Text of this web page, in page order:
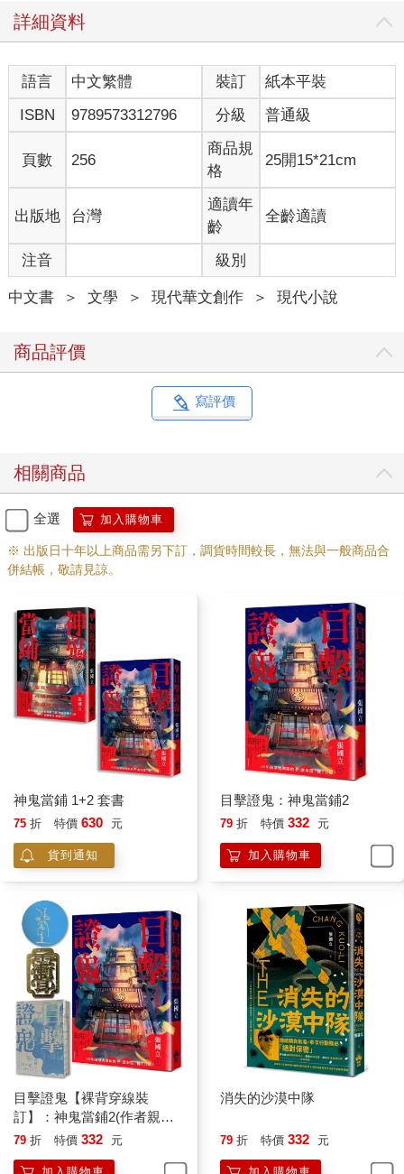
回來，當然也來不及自我放逐了。 因此，他寫了一系列酒吧
與男人的故事。這些故事成為《偷眼淚的天使》的血肉。 他
年輕時候想成為卻沒成為的人，自我放逐到福隆海邊，把慾
望拋進海裡，但因為具有過目不忘的記憶力加上電腦能力，
毫不費力的做起搜索工作，其實是另一種意義的偵探。 也因
為「逍遙散」，他創造了中醫師吳太白。吳太白需要大量既
痛又悲的眼淚作為「逍遙散」的藥引，於是找上倪克，倪克
帶給他的眼淚以及眼淚的故事又成為這個連出門搭高鐵都不
敢、也從不出軌的中年男人的某種出口。 從「一帖藥」到
「九件事」，張國立用倪克串連了九個故事構成《偷眼淚的
天使》，而倪克也有自己的故事，故事講到最後，張國立
說，他其實是在呈現一件事：「親情的力量比愛情大」。而
在這以後，倪克還會繼續活在張國立的小說裡，他計畫以倪
間遠超過寫作時間。」讀書讀多了，張國立知道自己最愛什
麼，比方大量獨白的保羅奧斯特，或者「提醒我不要忘了讀
者的感受，但也不要忘了自己的風格」的《明朝那些事
兒》。 說到風格，張國立的風格簡單講，就是受不了嚴肅，
他的人生在與工作分割之後，已經固定在一條路上，這其實
讓生活變得單純，「就是讀書和寫作，加上紀律的運動。」
從此他每一天醒來都很滿足，因為可以做什麼，也可以不做
什麼，而不是「今天要做什麼」，這樣的日子剛好可以用來
專心寫書，這樣的日子，「活到七、八十歲仍然會很過
癮。」 另一個計劃中的寫作，是寫父親。以一個遺腹子身份
書寫從未見過面的父親，這當然是一部步步謎團的偵探小
說，他已經蒐輯了許多關於父親的證據。 從《偷眼淚的天
使》，張國立漫長的寫作旅途終於來到了分水嶺。 ＊ 文中張
國立照片，由皇冠文化提供。
詳細資料
語言 中文繁體 裝訂
紙本平裝
ISBN
9789573312796 分級 普通級
頁數 256
商品規
格
25開15*21cm
出版地 台灣
適讀年
齡
全齡適讀
注音 級別
中文書 ＞ 文學 ＞ 現代華文創作 ＞ 現代小說
商品評價
寫評價
相關商品
全選 加入購物車
※ 出版日十年以上商品需另下訂，調貨時間較長，無法與一般商品合
併結帳，敬請見諒。
神鬼當鋪 1+2 套書
75 折 特價 630 元
貨到通知
目擊證鬼：神鬼當鋪2
79 折 特價 332 元
加入購物車
目擊證鬼【裸背穿線裝
訂】：神鬼當鋪2(作者親簽
＋雨漸耳金屬書籤)
79 折 特價 332 元
消失的沙漠中隊
79 折 特價 332 元